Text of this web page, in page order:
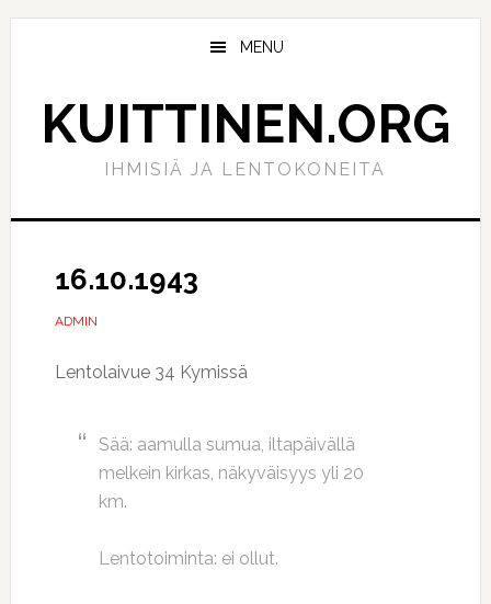
Hyppää
Hyppää
MENU
KUITTINEN.ORG
IHMISIÄ JA LENTOKONEITA
16.10.1943
ADMIN
Lentolaivue 34 Kymissä
Sää: aamulla sumua, iltapäivällä
melkein kirkas, näkyväisyys yli 20
km.
Lentotoiminta: ei ollut.